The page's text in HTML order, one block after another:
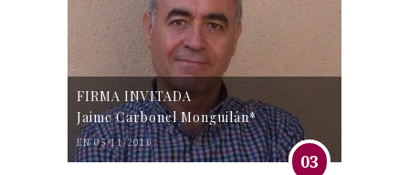
FIRMA INVITADA
Jaime Carbonel Monguilán*
EN 05/11/2016
03